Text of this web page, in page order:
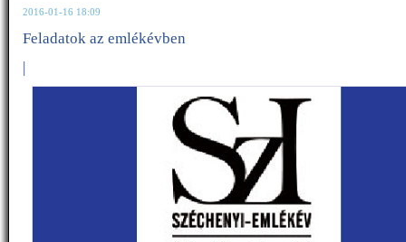
2016-01-16 18:09
Feladatok az emlékévben
|